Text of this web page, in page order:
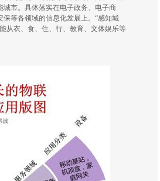
市。具体落实在电子政务、电子商
等各领域的信息化发展上。“感知城
从衣、食、住、行、教育、文体娱乐等